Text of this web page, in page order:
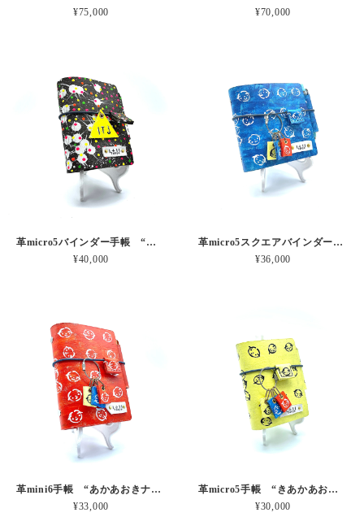
¥75,000
¥70,000
革micro5バインダー手帳 “古い鉄壁にパチパチネオン” 本革
¥40,000
革micro5スクエアバインダー手帳 “あおあかきナチュラルさん” 本革
¥36,000
革mini6手帳 “あかあおきナチュラルさん” 本革
¥33,000
革micro5手帳 “きあかあおナチュラルさん” 本革
¥30,000